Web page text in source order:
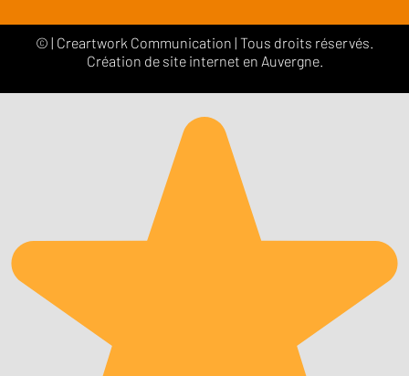
© | Creartwork Communication | Tous droits réservés.
Création de site internet en Auvergne.